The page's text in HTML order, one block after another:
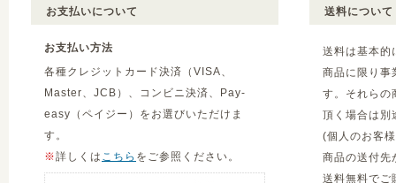
お支払いについて
お支払い方法
各種クレジットカード決済（VISA、
Master、JCB）、コンビニ決済、Pay-
easy（ペイジー）をお選びいただけま
す。
※詳しくは こちら をご参照ください。
送料について
送料は基本的
商品に限り事
す。それらの
頂く場合は別
(個人のお客
商品の送付先
送料無料でご